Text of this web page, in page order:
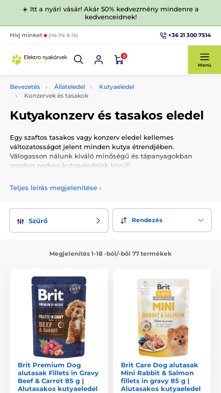
☀️ Itt a nyári vásár! Akár 50% kedvezmény mindenre a
kedvenceidnek!
Hívj minket (Hé-Pé 8-16) +36 21 300 7514
0
Menü
Bevezetés Állateledel
Kutyaeledel
Konzervek és tasakok
Kutyakonzerv és tasakos eledel
Egy szaftos tasakos vagy konzerv eledel kellemes
változatosságot jelent minden kutya étrendjében.
Válogasson nálunk kiváló minőségű és tápanyagokban
gazdag nedves kutyaeledelek közül!
Teljes leírás megjelenítése ›
Szűrő Rendezés
Megjelenítés 1-18 -ból/-ből 77 termékek
Brit Premium Dog
alutasak Fillets in Gravy
Beef & Carrot 85 g |
Alutasakos kutyaeledel
Brit Care Dog alutasak
Mini Rabbit & Salmon
fillets in gravy 85 g |
Alutasakos kutyaeledel